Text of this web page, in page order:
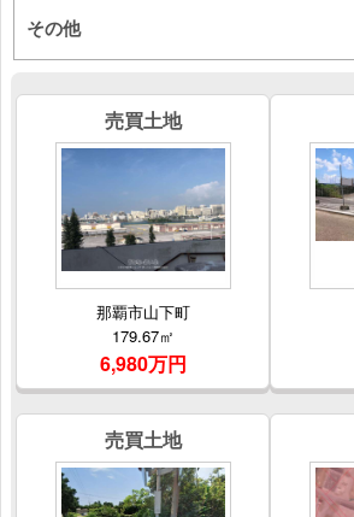
その他
売買土地
那覇市山下町
179.67㎡
6,980万円
売買土地